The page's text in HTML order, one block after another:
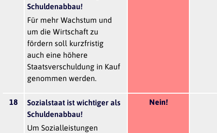
Schuldenabbau!
Für mehr Wachstum und
um die Wirtschaft zu
fördern soll kurzfristig
auch eine höhere
Staatsverschuldung in Kauf
genommen werden.
18
Sozialstaat ist wichtiger als
Schuldenabbau!
Um Sozialleistungen
Nein!